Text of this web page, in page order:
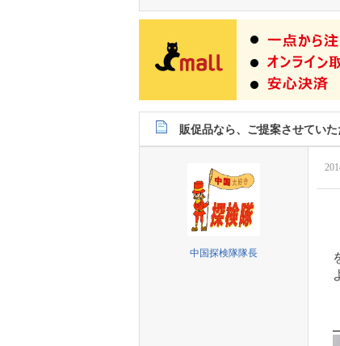
販促品なら、ご提案させてい
中国探検隊隊長